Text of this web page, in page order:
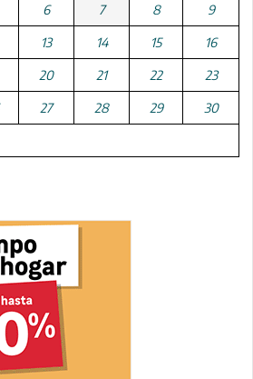
6 7 8 9
13 14 15 16
20 21 22 23
27 28 29 30